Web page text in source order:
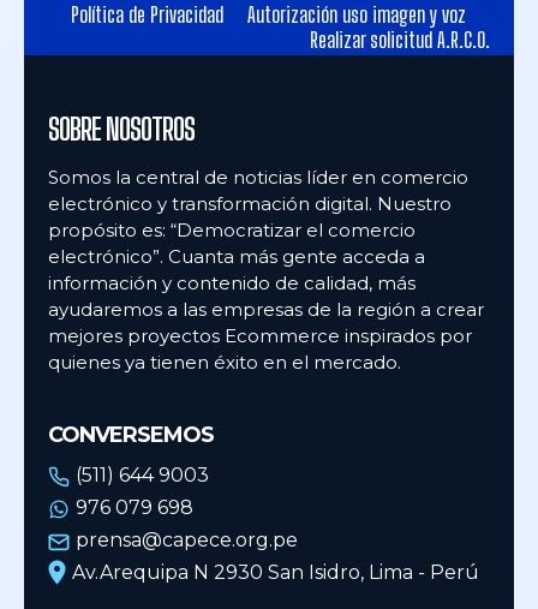
Política de Privacidad
Autorización uso imagen y voz
Realizar solicitud A.R.C.O.
SOBRE NOSOTROS
Somos la central de noticias líder en comercio
electrónico y transformación digital. Nuestro
propósito es: “Democratizar el comercio
electrónico”. Cuanta más gente acceda a
información y contenido de calidad, más
ayudaremos a las empresas de la región a crear
mejores proyectos Ecommerce inspirados por
quienes ya tienen éxito en el mercado.
CONVERSEMOS
(511) 644 9003
976 079 698
prensa@capece.org.pe
Av.Arequipa N 2930 San Isidro, Lima - Perú